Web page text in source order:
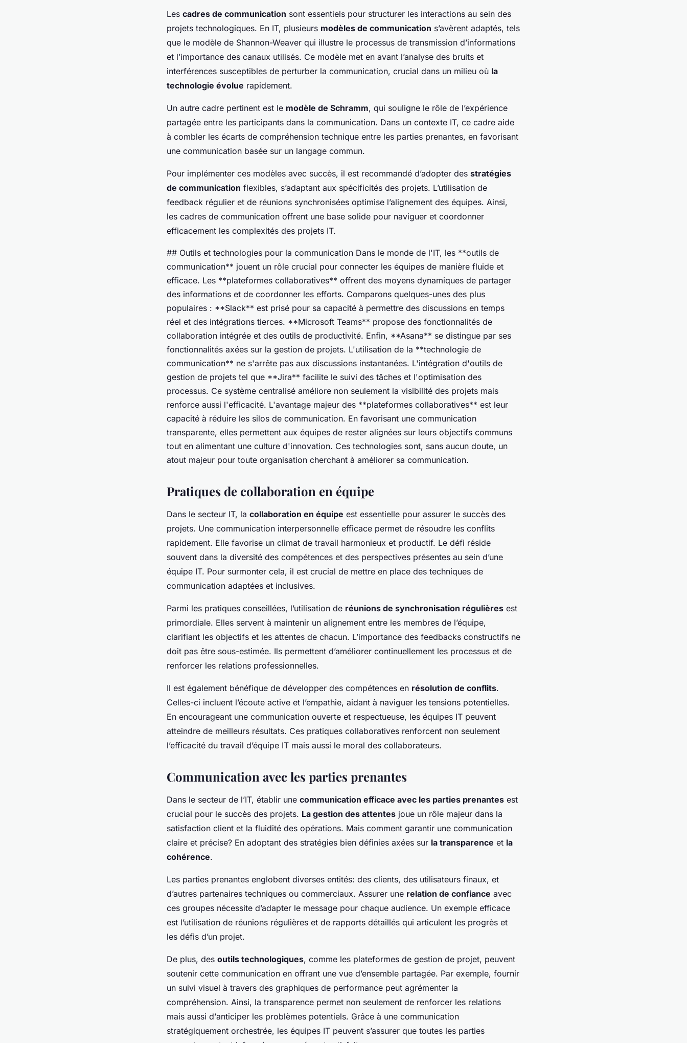
Les cadres de communication sont essentiels pour structurer les interactions au sein des
projets technologiques. En IT, plusieurs modèles de communication s’avèrent adaptés, tels
que le modèle de Shannon-Weaver qui illustre le processus de transmission d’informations
et l’importance des canaux utilisés. Ce modèle met en avant l’analyse des bruits et
interférences susceptibles de perturber la communication, crucial dans un milieu où la
technologie évolue rapidement.
Un autre cadre pertinent est le modèle de Schramm, qui souligne le rôle de l’expérience
partagée entre les participants dans la communication. Dans un contexte IT, ce cadre aide
à combler les écarts de compréhension technique entre les parties prenantes, en favorisant
une communication basée sur un langage commun.
Pour implémenter ces modèles avec succès, il est recommandé d’adopter des stratégies
de communication flexibles, s’adaptant aux spécificités des projets. L’utilisation de
feedback régulier et de réunions synchronisées optimise l’alignement des équipes. Ainsi,
les cadres de communication offrent une base solide pour naviguer et coordonner
efficacement les complexités des projets IT.
## Outils et technologies pour la communication Dans le monde de l'IT, les **outils de
communication** jouent un rôle crucial pour connecter les équipes de manière fluide et
efficace. Les **plateformes collaboratives** offrent des moyens dynamiques de partager
des informations et de coordonner les efforts. Comparons quelques-unes des plus
populaires : **Slack** est prisé pour sa capacité à permettre des discussions en temps
réel et des intégrations tierces. **Microsoft Teams** propose des fonctionnalités de
collaboration intégrée et des outils de productivité. Enfin, **Asana** se distingue par ses
fonctionnalités axées sur la gestion de projets. L'utilisation de la **technologie de
communication** ne s'arrête pas aux discussions instantanées. L'intégration d'outils de
gestion de projets tel que **Jira** facilite le suivi des tâches et l'optimisation des
processus. Ce système centralisé améliore non seulement la visibilité des projets mais
renforce aussi l'efficacité. L'avantage majeur des **plateformes collaboratives** est leur
capacité à réduire les silos de communication. En favorisant une communication
transparente, elles permettent aux équipes de rester alignées sur leurs objectifs communs
tout en alimentant une culture d'innovation. Ces technologies sont, sans aucun doute, un
atout majeur pour toute organisation cherchant à améliorer sa communication.
Pratiques de collaboration en équipe
Dans le secteur IT, la collaboration en équipe est essentielle pour assurer le succès des
projets. Une communication interpersonnelle efficace permet de résoudre les conflits
rapidement. Elle favorise un climat de travail harmonieux et productif. Le défi réside
souvent dans la diversité des compétences et des perspectives présentes au sein d’une
équipe IT. Pour surmonter cela, il est crucial de mettre en place des techniques de
communication adaptées et inclusives.
Parmi les pratiques conseillées, l’utilisation de réunions de synchronisation régulières est
primordiale. Elles servent à maintenir un alignement entre les membres de l’équipe,
clarifiant les objectifs et les attentes de chacun. L’importance des feedbacks constructifs ne
doit pas être sous-estimée. Ils permettent d’améliorer continuellement les processus et de
renforcer les relations professionnelles.
Il est également bénéfique de développer des compétences en résolution de conflits.
Celles-ci incluent l’écoute active et l’empathie, aidant à naviguer les tensions potentielles.
En encourageant une communication ouverte et respectueuse, les équipes IT peuvent
atteindre de meilleurs résultats. Ces pratiques collaboratives renforcent non seulement
l’efficacité du travail d’équipe IT mais aussi le moral des collaborateurs.
Communication avec les parties prenantes
Dans le secteur de l’IT, établir une communication efficace avec les parties prenantes est
crucial pour le succès des projets. La gestion des attentes joue un rôle majeur dans la
satisfaction client et la fluidité des opérations. Mais comment garantir une communication
claire et précise? En adoptant des stratégies bien définies axées sur la transparence et la
cohérence.
Les parties prenantes englobent diverses entités: des clients, des utilisateurs finaux, et
d’autres partenaires techniques ou commerciaux. Assurer une relation de confiance avec
ces groupes nécessite d’adapter le message pour chaque audience. Un exemple efficace
est l’utilisation de réunions régulières et de rapports détaillés qui articulent les progrès et
les défis d’un projet.
De plus, des outils technologiques, comme les plateformes de gestion de projet, peuvent
soutenir cette communication en offrant une vue d’ensemble partagée. Par exemple, fournir
un suivi visuel à travers des graphiques de performance peut agrémenter la
compréhension. Ainsi, la transparence permet non seulement de renforcer les relations
mais aussi d’anticiper les problèmes potentiels. Grâce à une communication
stratégiquement orchestrée, les équipes IT peuvent s’assurer que toutes les parties